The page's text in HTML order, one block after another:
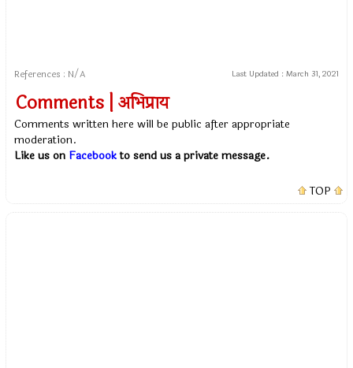
References : N/A Last Updated : March 31, 2021
Comments | अभिप्राय
Comments written here will be public after appropriate
moderation.
Like us on Facebookto send us a private message.
TOP